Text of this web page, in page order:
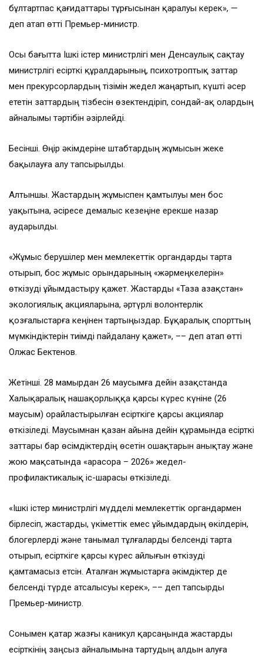
бұлтартпас қағидаттары тұрғысынан қаралуы керек», —
деп атап өтті Премьер-министр.
Осы бағытта Ішкі істер министрлігі мен Денсаулық сақтау
министрлігі есірткі құралдарының, психотроптық заттар
мен прекурсорлардың тізімін жедел жаңартып, күшті әсер
ететін заттардың тізбесін өзектендіріп, сондай-ақ олардың
айналымы тәртібін әзірлейді.
Бесінші. Өңір әкімдеріне штабтардың жұмысын жеке
бақылауға алу тапсырылды.
Алтыншы. Жастардың жұмыспен қамтылуы мен бос
уақытына, әсіресе демалыс кезеңіне ерекше назар
аударылды.
«Жұмыс берушілер мен мемлекеттік органдарды тарта
отырып, бос жұмыс орындарының «жәрмеңкелерін»
өткізуді ұйымдастыру қажет. Жастарды «Таза Қазақстан»
экологиялық акцияларына, әртүрлі волонтерлік
қозғалыстарға кеңінен тартыңыздар. Бұқаралық спорттың
мүмкіндіктерін тиімді пайдалану қажет», –– деп атап өтті
Олжас Бектенов.
Жетінші. 28 мамырдан 26 маусымға дейін Қазақстанда
Халықаралық нашақорлыққа қарсы күрес күніне (26
маусым) орайластырылған есірткіге қарсы акциялар
өткізіледі. Маусымнан қазан айына дейін құрамында есірткі
заттары бар өсімдіктердің өсетін ошақтарын анықтау және
жою мақсатында «Қарасора – 2026» жедел-
профилактикалық іс-шарасы өткізіледі.
«Ішкі істер министрлігі мүдделі мемлекеттік органдармен
бірлесіп, жастарды, үкіметтік емес ұйымдардың өкілдерін,
блогерлерді және танымал тұлғаларды белсенді тарта
отырып, есірткіге қарсы күрес айлығын өткізуді
қамтамасыз етсін. Аталған жұмыстарға әкімдіктер де
белсенді түрде атсалысуы керек», –– деп тапсырды
Премьер-министр.
Сонымен қатар жазғы каникул қарсаңында жастарды
есірткінің заңсыз айналымына тартудың алдын алуға